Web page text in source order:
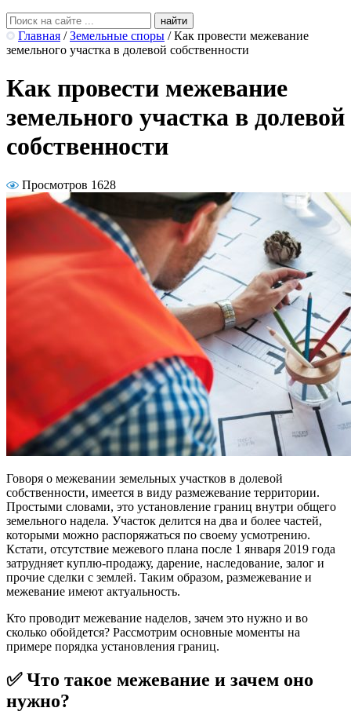
Главная / Земельные споры / Как провести межевание
земельного участка в долевой собственности
Как провести межевание
земельного участка в долевой
собственности
Просмотров 1628
Говоря о межевании земельных участков в долевой
собственности, имеется в виду размежевание территории.
Простыми словами, это установление границ внутри общего
земельного надела. Участок делится на два и более частей,
которыми можно распоряжаться по своему усмотрению.
Кстати, отсутствие межевого плана после 1 января 2019 года
затрудняет куплю-продажу, дарение, наследование, залог и
прочие сделки с землей. Таким образом, размежевание и
межевание имеют актуальность.
Кто проводит межевание наделов, зачем это нужно и во
сколько обойдется? Рассмотрим основные моменты на
примере порядка установления границ.
✅ Что такое межевание и зачем оно
нужно?